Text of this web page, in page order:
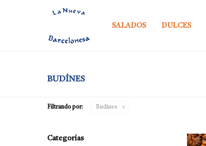
SALADOS DULCES
BUDÍNES
Filtrando por: Budínes
Categorías